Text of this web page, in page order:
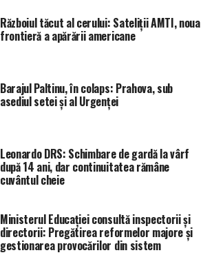
Războiul tăcut al cerului: Sateliții AMTI, noua
frontieră a apărării americane
Barajul Paltinu, în colaps: Prahova, sub
asediul setei și al Urgenței
Leonardo DRS: Schimbare de gardă la vârf
după 14 ani, dar continuitatea rămâne
cuvântul cheie
Ministerul Educației consultă inspectorii și
directorii: Pregătirea reformelor majore și
gestionarea provocărilor din sistem